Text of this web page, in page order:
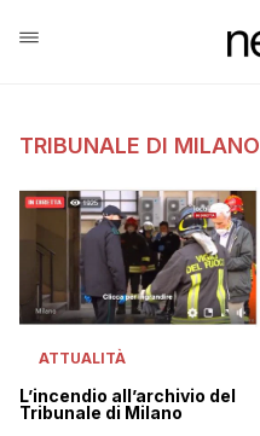
TRIBUNALE DI MILANO
ATTUALITÀ
L’incendio all’archivio del
Tribunale di Milano